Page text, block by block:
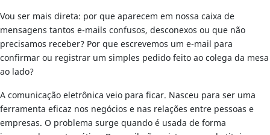
Vou ser mais direta: por que aparecem em nossa caixa de
mensagens tantos e-mails confusos, desconexos ou que não
precisamos receber? Por que escrevemos um e-mail para
confirmar ou registrar um simples pedido feito ao colega da mesa
ao lado?
A comunicação eletrônica veio para ficar. Nasceu para ser uma
ferramenta eficaz nos negócios e nas relações entre pessoas e
empresas. O problema surge quando é usada de forma